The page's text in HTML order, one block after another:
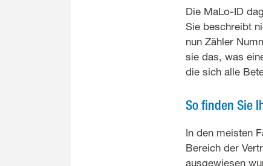
Die MaLo-ID
Sie beschreibt
nun Zähler
sie das, was
die sich alle
So finden Sie
In den meisten
Bereich der
ausgewiesen